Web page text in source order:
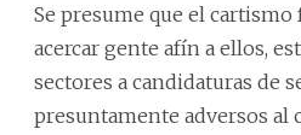
Se presume que el
acercar gente afín a ellos,
sectores a candidaturas de
presuntamente adversos al